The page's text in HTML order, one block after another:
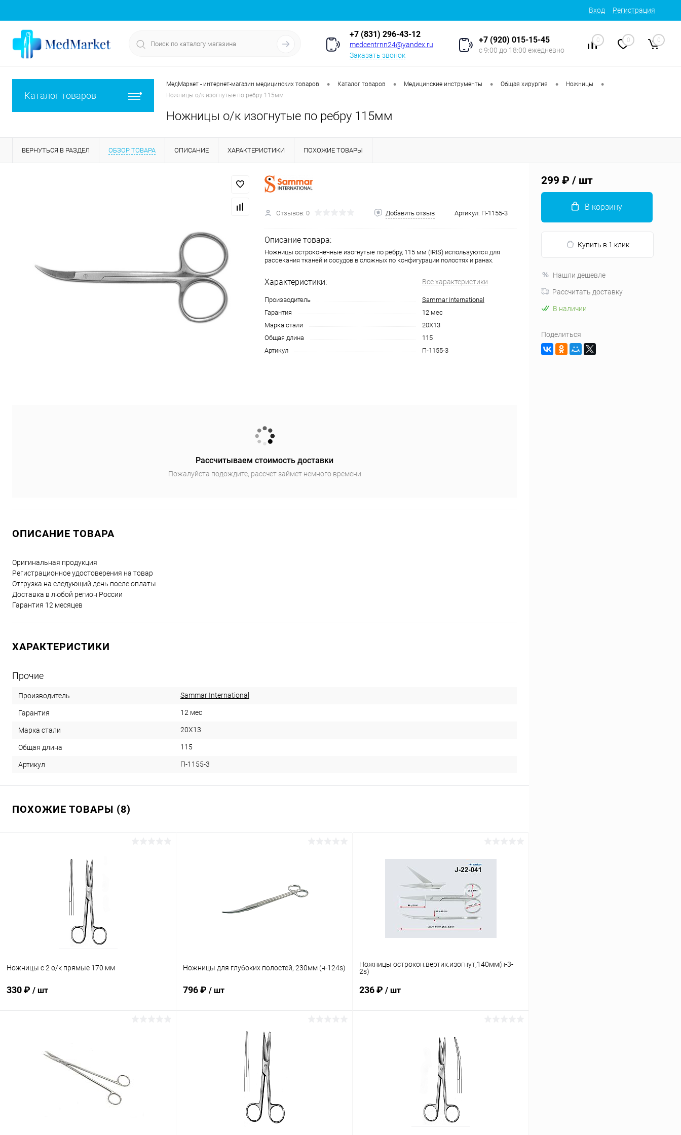
Вход Регистрация
+7 (831) 296-43-12
medcentrnn24@yandex.ru
Заказать звонок
+7 (920) 015-15-45
с 9:00 до 18:00 ежедневно
0 0 0
Каталог товаров
МедМаркет - интернет-магазин медицинских товаров • Каталог товаров • Медицинские инструменты • Общая хирургия • Ножницы •
Ножницы о/к изогнутые по ребру 115мм
Ножницы о/к изогнутые по ребру 115мм
ВЕРНУТЬСЯ В РАЗДЕЛ ОБЗОР ТОВАРА ОПИСАНИЕ ХАРАКТЕРИСТИКИ ПОХОЖИЕ ТОВАРЫ
Отзывов: 0 Добавить отзыв Артикул: П-1155-3
Описание товара:
Ножницы остроконечные изогнутые по ребру, 115 мм (IRIS) используются для
рассекания тканей и сосудов в сложных по конфигурации полостях и ранах.
Характеристики: Все характеристики
Производитель
Sammar International
Гарантия
12 мес
Марка стали
20Х13
Общая длина
115
Артикул
П-1155-3
Рассчитываем стоимость доставки
Пожалуйста подождите, рассчет займет немного времени
ОПИСАНИЕ ТОВАРА
Оригинальная продукция
Регистрационное удостоверения на товар
Отгрузка на следующий день после оплаты
Доставка в любой регион России
Гарантия 12 месяцев
ХАРАКТЕРИСТИКИ
Прочие
Производитель Sammar International
Гарантия 12 мес
Марка стали 20Х13
Общая длина 115
Артикул П-1155-3
ПОХОЖИЕ ТОВАРЫ (8)
Ножницы с 2 о/к прямые 170 мм
330 ₽ / шт
Купить в 1 клик
В наличии
Ножницы для глубоких полостей, 230мм (н-124s)
796 ₽ / шт
В корзину
Ножницы острокон.вертик.изогнут,140мм(н-3-
2s)
236 ₽ / шт
Сравнение
299 ₽ / шт
В корзину
Купить в 1 клик
Нашли дешевле
Рассчитать доставку
В наличии
Поделиться